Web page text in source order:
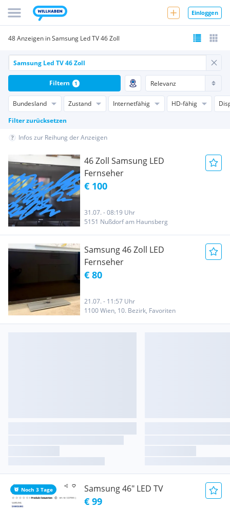
Einloggen
48 Anzeigen in Samsung Led TV 46 Zoll
Bundesland Zustand Internetfähig HD-fähig
Filter zurücksetzen
Filtern 1
Infos zur Reihung der Anzeigen
46 Zoll Samsung LED
Fernseher
€ 100
31.07. - 08:19 Uhr
5151 Nußdorf am Haunsberg
Samsung 46 Zoll LED
Fernseher
€ 80
21.07. - 11:57 Uhr
1100 Wien, 10. Bezirk, Favoriten
Noch 3 Tage Samsung 46" LED TV
€ 99